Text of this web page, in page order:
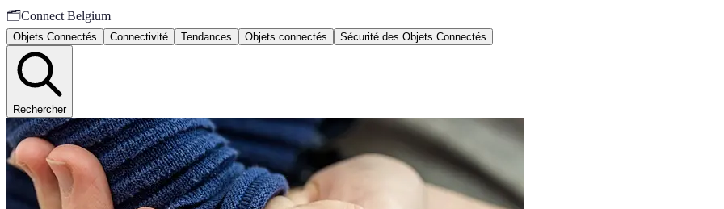
🗂️Connect Belgium
Objets Connectés Connectivité Tendances Objets connectés Sécurité des Objets Connectés
Rechercher